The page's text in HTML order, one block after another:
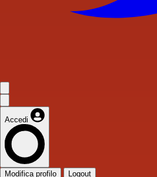
Accedi
Modifica profilo Logout